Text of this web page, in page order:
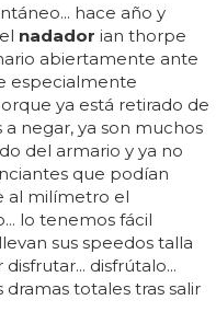
hace año y
nadador ian thorpe
abiertamente ante
especialmente
ya está retirado de
negar, ya son muchos
del armario y ya no
que podían
al milímetro el
lo tenemos fácil
sus speedos talla
disfrútalo...
totales tras salir